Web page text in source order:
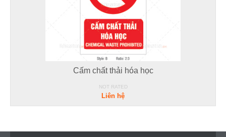
Cấm chất thải hóa học
NOT RATED
Liên hệ